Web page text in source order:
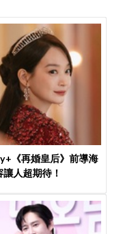
《再婚皇后》前導海
人超期待！